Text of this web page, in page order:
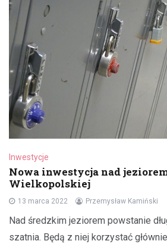
Inwestycje
Nowa inwestycja nad
Wielkopolskiej
13 marca 2022 Przemysław Kamiński
Nad średzkim jeziorem powstanie
szatnia. Będą z niej korzystać